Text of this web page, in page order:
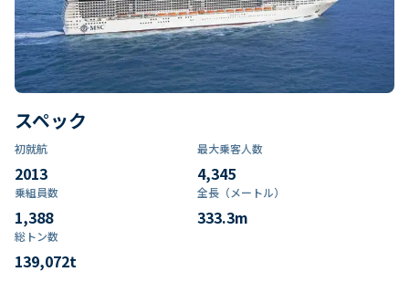
スペック
初就航
2013
最大乗客人数
4,345
乗組員数​
1,388
全長（メートル）
333.3m
総トン数​
139,072t